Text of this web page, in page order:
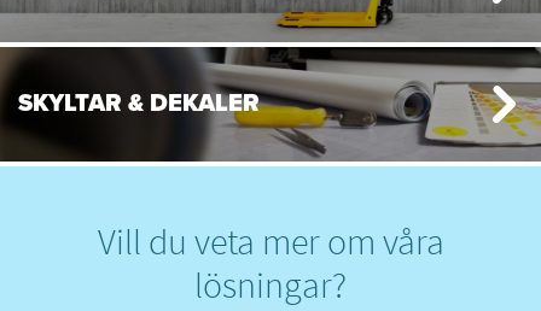
SKYLTAR & DEKALER
Vill du veta mer om våra
lösningar?